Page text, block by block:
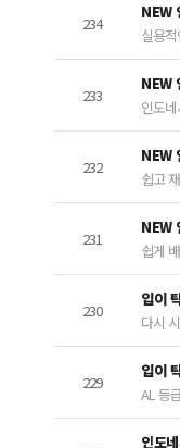
234
NEW
실용
233
NEW
인도
232
NEW
쉽고
231
NEW
쉽게
230
입이
다시
229
입이
AL 등
인도